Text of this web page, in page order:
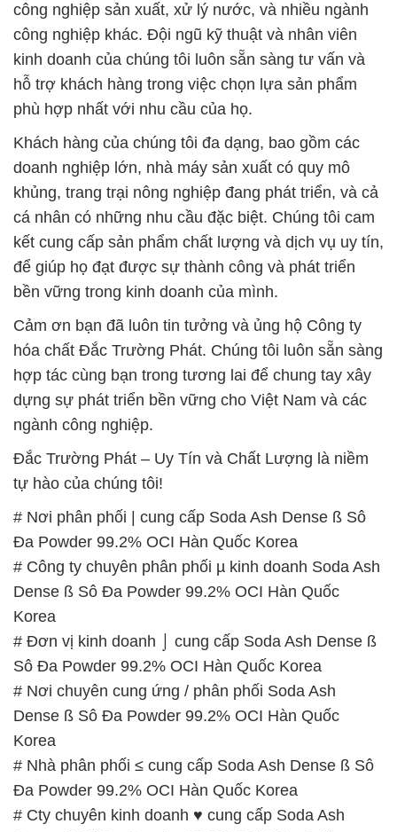
công nghiệp sản xuất, xử lý nước, và nhiều ngành
công nghiệp khác. Đội ngũ kỹ thuật và nhân viên
kinh doanh của chúng tôi luôn sẵn sàng tư vấn và
hỗ trợ khách hàng trong việc chọn lựa sản phẩm
phù hợp nhất với nhu cầu của họ.
Khách hàng của chúng tôi đa dạng, bao gồm các
doanh nghiệp lớn, nhà máy sản xuất có quy mô
khủng, trang trại nông nghiệp đang phát triển, và cả
cá nhân có những nhu cầu đặc biệt. Chúng tôi cam
kết cung cấp sản phẩm chất lượng và dịch vụ uy tín,
để giúp họ đạt được sự thành công và phát triển
bền vững trong kinh doanh của mình.
Cảm ơn bạn đã luôn tin tưởng và ủng hộ Công ty
hóa chất Đắc Trường Phát. Chúng tôi luôn sẵn sàng
hợp tác cùng bạn trong tương lai để chung tay xây
dựng sự phát triển bền vững cho Việt Nam và các
ngành công nghiệp.
Đắc Trường Phát – Uy Tín và Chất Lượng là niềm
tự hào của chúng tôi!
# Nơi phân phối | cung cấp Soda Ash Dense ß Sô
Đa Powder 99.2% OCI Hàn Quốc Korea
# Công ty chuyên phân phối µ kinh doanh Soda Ash
Dense ß Sô Đa Powder 99.2% OCI Hàn Quốc
Korea
# Đơn vị kinh doanh ⌡ cung cấp Soda Ash Dense ß
Sô Đa Powder 99.2% OCI Hàn Quốc Korea
# Nơi chuyên cung ứng / phân phối Soda Ash
Dense ß Sô Đa Powder 99.2% OCI Hàn Quốc
Korea
# Nhà phân phối ≤ cung cấp Soda Ash Dense ß Sô
Đa Powder 99.2% OCI Hàn Quốc Korea
# Cty chuyên kinh doanh ♥ cung cấp Soda Ash